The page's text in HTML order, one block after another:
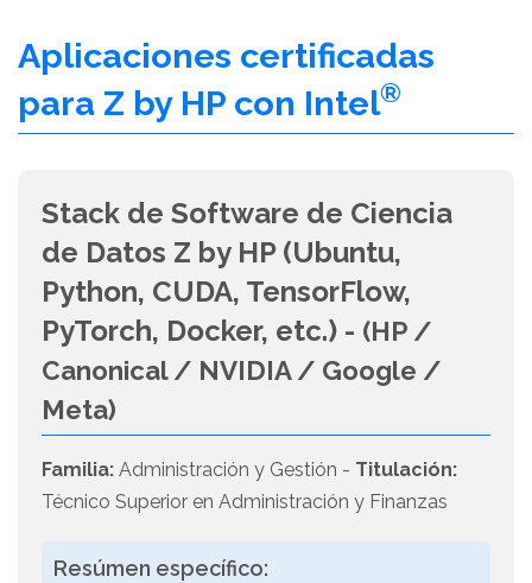
Aplicaciones certificadas
para Z by HP con Intel®
Stack de Software de Ciencia
de Datos Z by HP (Ubuntu,
Python, CUDA, TensorFlow,
PyTorch, Docker, etc.) - (HP /
Canonical / NVIDIA / Google /
Meta)
Familia: Administración y Gestión - Titulación:
Técnico Superior en Administración y Finanzas
Resúmen específico: